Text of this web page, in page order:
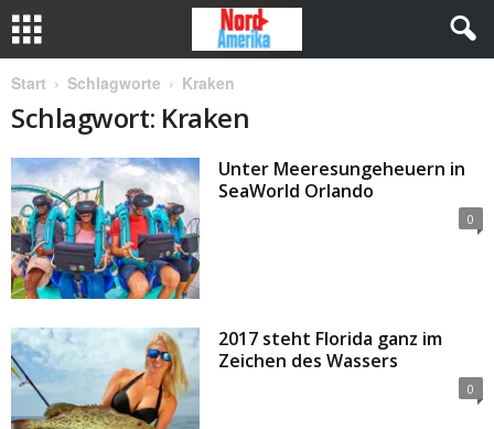
Start Schlagworte Kraken
Schlagwort: Kraken
Unter Meeresungeheuern in
SeaWorld Orlando
0
2017 steht Florida ganz im
Zeichen des Wassers
0